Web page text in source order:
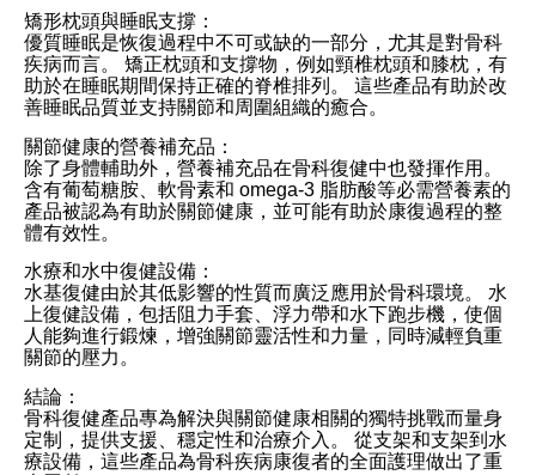
矯形枕頭與睡眠支撐：
優質睡眠是恢復過程中不可或缺的一部分，尤其是對骨科
疾病而言。 矯正枕頭和支撐物，例如頸椎枕頭和膝枕，有
助於在睡眠期間保持正確的脊椎排列。 這些產品有助於改
善睡眠品質並支持關節和周圍組織的癒合。
關節健康的營養補充品：
除了身體輔助外，營養補充品在骨科復健中也發揮作用。
含有葡萄糖胺、軟骨素和 omega-3 脂肪酸等必需營養素的
產品被認為有助於關節健康，並可能有助於康復過程的整
體有效性。
水療和水中復健設備：
水基復健由於其低影響的性質而廣泛應用於骨科環境。 水
上復健設備，包括阻力手套、浮力帶和水下跑步機，使個
人能夠進行鍛煉，增強關節靈活性和力量，同時減輕負重
關節的壓力。
結論：
骨科復健產品專為解決與關節健康相關的獨特挑戰而量身
定制，提供支援、穩定性和治療介入。 從支架和支架到水
療設備，這些產品為骨科疾病康復者的全面護理做出了重